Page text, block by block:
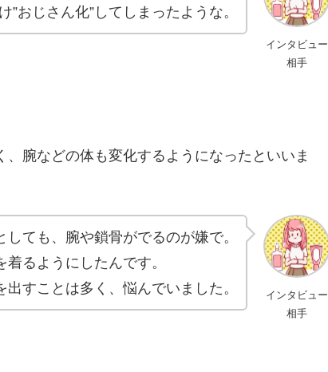
インタビュー
相手
”おじさん化”してしまったような。
腕などの体も変化するようになったといいま
インタビュー
相手
ても、腕や鎖骨がでるのが嫌で。
るようにしたんです。
すことは多く、悩んでいました。